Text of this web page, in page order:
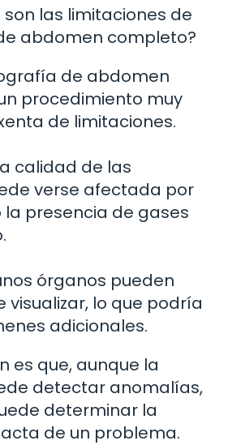
las limitaciones de
abdomen completo?
de abdomen
procedimiento muy
de limitaciones.
calidad de las
verse afectada por
la presencia de gases
órganos pueden
visualizar, lo que podría
adicionales.
es que, aunque la
detectar anomalías,
determinar la
de un problema.